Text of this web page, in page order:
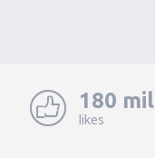
180 mil
likes